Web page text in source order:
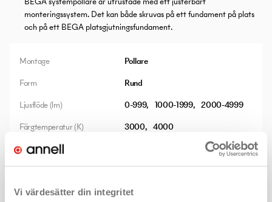
Vi värdesätter din integritet
monteringssystem. Det kan både skruvas på ett fundament på plats
och på ett BEGA platsgjutningsfundament.
Montage
Pollare
Form
Rund
Ljusflöde (lm)
0-999 1000-1999
2000-4999
Färgtemperatur (K)
3000
4000
Övrigt